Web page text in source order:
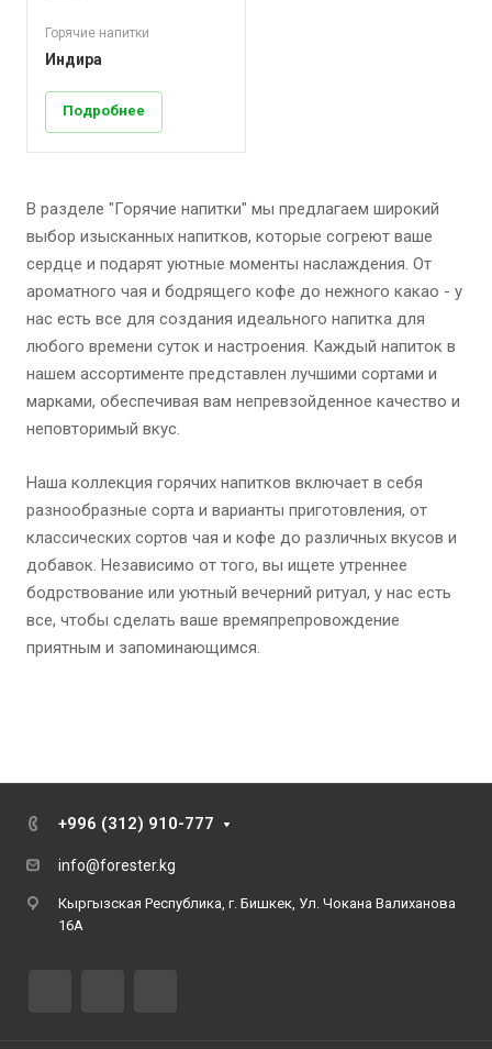
Горячие напитки
Индира
Подробнее
В разделе "Горячие напитки" мы предлагаем широкий
выбор изысканных напитков, которые согреют ваше
сердце и подарят уютные моменты наслаждения. От
ароматного чая и бодрящего кофе до нежного какао - у
нас есть все для создания идеального напитка для
любого времени суток и настроения. Каждый напиток в
нашем ассортименте представлен лучшими сортами и
марками, обеспечивая вам непревзойденное качество и
неповторимый вкус.
Наша коллекция горячих напитков включает в себя
разнообразные сорта и варианты приготовления, от
классических сортов чая и кофе до различных вкусов и
добавок. Независимо от того, вы ищете утреннее
бодрствование или уютный вечерний ритуал, у нас есть
все, чтобы сделать ваше времяпрепровождение
приятным и запоминающимся.
+996 (312) 910-777
info@forester.kg
Кыргызская Республика, г. Бишкек, Ул. Чокана Валиханова
16А